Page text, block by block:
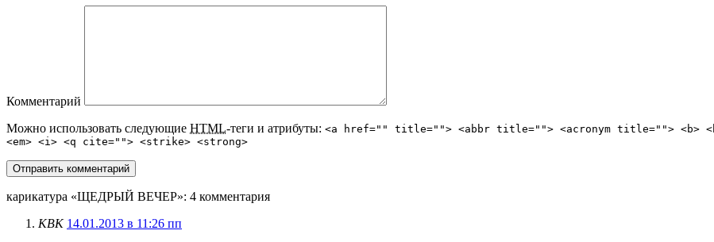
Комментарий
Можно использовать следующие HTML-теги и атрибуты: <a href="" title=""> <abbr title=""> <acronym title=""> <b>
<em> <i> <q cite=""> <strike> <strong>
карикатура «ЩЕДРЫЙ ВЕЧЕР»: 4 комментария
КВК 14.01.2013 в 11:26 пп